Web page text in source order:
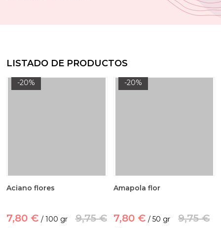
LISTADO DE PRODUCTOS
-20%
Aciano flores
7,80 € / 100 gr 9,75 €
-20%
Amapola flor
7,80 € / 50 gr 9,75 €